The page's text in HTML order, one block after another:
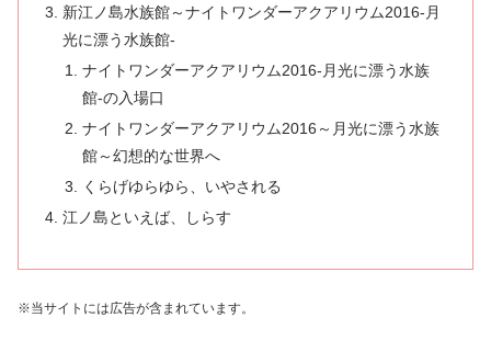
新江ノ島水族館～ナイトワンダーアクアリウム2016-月
光に漂う水族館-
ナイトワンダーアクアリウム2016-月光に漂う水族
館-の入場口
ナイトワンダーアクアリウム2016～月光に漂う水族
館～幻想的な世界へ
くらげゆらゆら、いやされる
江ノ島といえば、しらす
※当サイトには広告が含まれています。